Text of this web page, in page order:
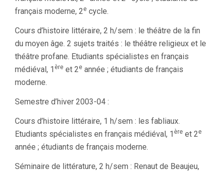
français moderne, 2e cycle.
Cours d’histoire littéraire, 2 h/sem : le théâtre de la fin
du moyen âge. 2 sujets traités : le théâtre religieux et le
théâtre profane. Etudiants spécialistes en français
médiéval, 1 ère et 2e année ; étudiants de français
moderne.
Semestre d’hiver 2003-04 :
Cours d’histoire littéraire, 1 h/sem : les fabliaux.
Etudiants spécialistes en français médiéval, 1 ère et 2e
année ; étudiants de français moderne.
Séminaire de littérature, 2 h/sem : Renaut de Beaujeu,